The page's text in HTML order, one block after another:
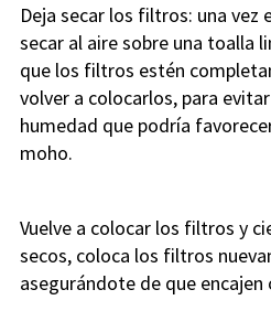
Deja secar los filtros: una vez
secar al aire sobre una toalla
que los filtros estén
volver a colocarlos, para
humedad que podría
moho.
Vuelve a colocar los filtros y
secos, coloca los filtros
asegurándote de que